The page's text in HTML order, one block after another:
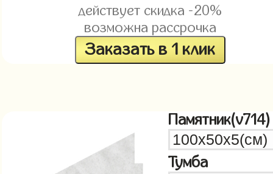
действует скидка -20%
возможна рассрочка
Заказать в 1 клик
Памятник(v714)
Тумба